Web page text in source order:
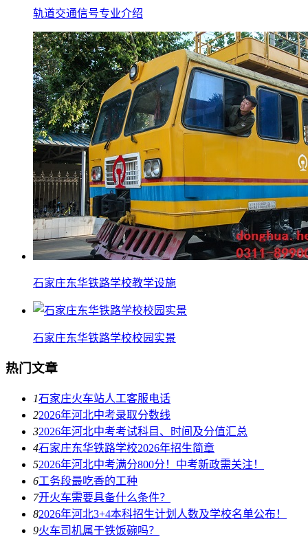
轨道交通信号专业介绍
石家庄东华铁路学校教学设施
石家庄东华铁路学校校园实景
热门文章
1石家庄火车站人工客服电话
22026年河北中考录取分数线
32026年河北中考考试科目、时间及分值汇总
4石家庄东华铁路学校2026年招生简章
52026年河北中考满分800分！中考新政需关注！
6工务段最吃香的工种
7开火车需要具备什么条件？
82026年河北3+4本科招生计划人数及学校名单公布！
9火车司机属于铁饭碗吗？